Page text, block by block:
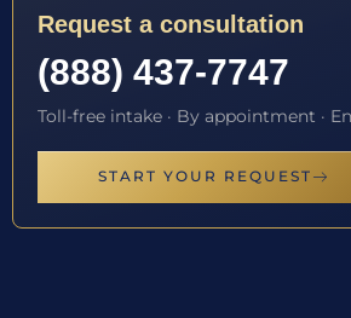
Request a consultation
(888) 437-7747
Toll-free intake · By appointment ·
START YOUR REQUEST